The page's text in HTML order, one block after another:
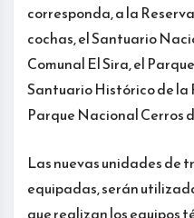
corresponda, a la
cochas, el Santuario
Comunal El Sira, el
Santuario Histórico de la
Parque Nacional Cerros
Las nuevas unidades de
equipadas, serán
que realizan los equipos